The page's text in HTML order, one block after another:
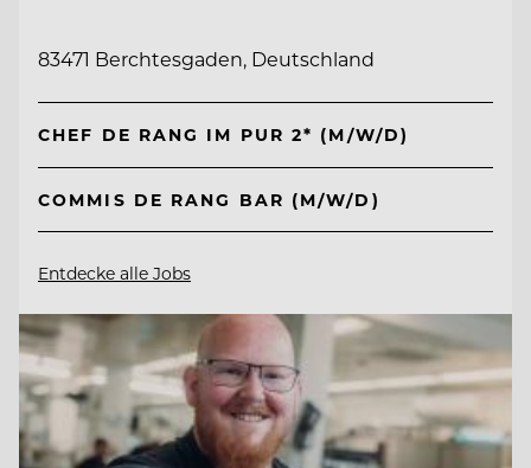
83471 Berchtesgaden, Deutschland
CHEF DE RANG IM PUR 2* (M/W/D)
COMMIS DE RANG BAR (M/W/D)
Entdecke alle Jobs